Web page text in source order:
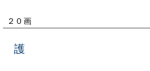
２０画
護